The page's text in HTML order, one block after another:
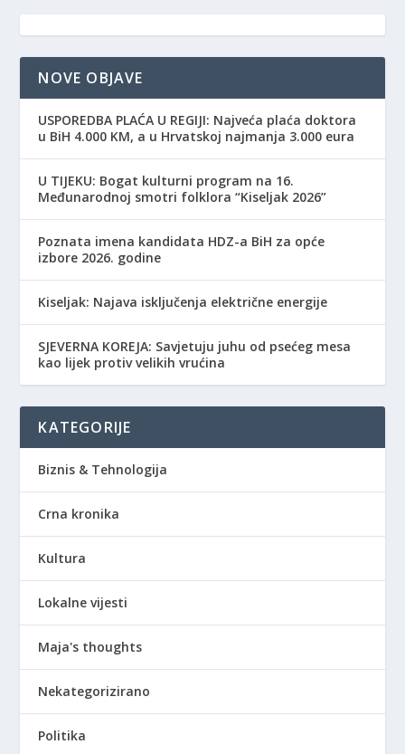
NOVE OBJAVE
USPOREDBA PLAĆA U REGIJI: Najveća plaća doktora
u BiH 4.000 KM, a u Hrvatskoj najmanja 3.000 eura
​U TIJEKU: Bogat kulturni program na 16.
Međunarodnoj smotri folklora “Kiseljak 2026”
Poznata imena kandidata HDZ-a BiH za opće
izbore 2026. godine
Kiseljak: Najava isključenja električne energije
SJEVERNA KOREJA: Savjetuju juhu od psećeg mesa
kao lijek protiv velikih vrućina
KATEGORIJE
Biznis & Tehnologija
Crna kronika
Kultura
Lokalne vijesti
Maja's thoughts
Nekategorizirano
Politika